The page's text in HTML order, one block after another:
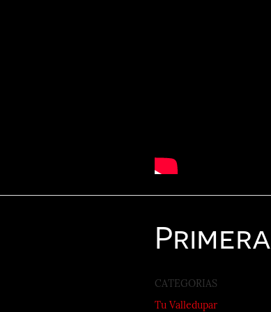
Primera
CATEGORIAS
Tu Valledupar